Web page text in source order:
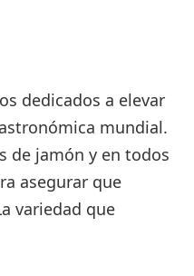
dedicados a elevar
mundial.
de jamón y en todos
asegurar que
variedad que